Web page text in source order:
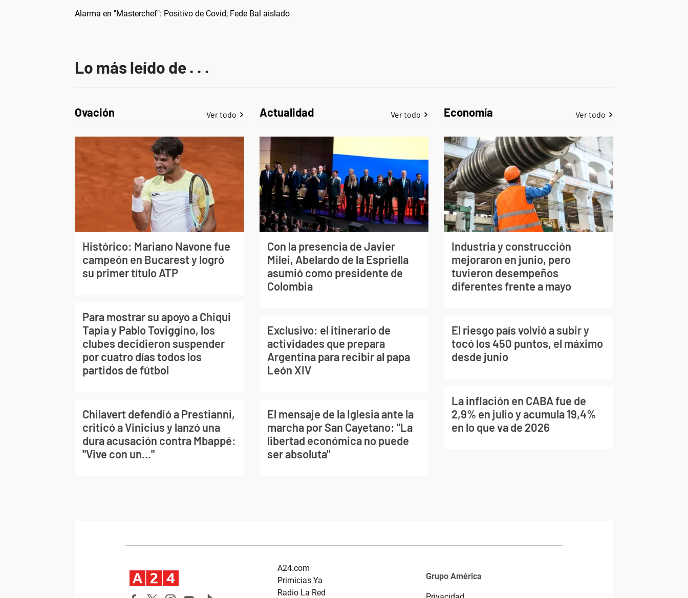
Alarma en "Masterchef": Positivo de Covid; Fede Bal aislado
Lo más leído de . . .
Ovación Ver todo
Histórico: Mariano Navone fue
campeón en Bucarest y logró
su primer título ATP
Para mostrar su apoyo a Chiqui
Tapia y Pablo Toviggino, los
clubes decidieron suspender
por cuatro días todos los
partidos de fútbol
Chilavert defendió a Prestianni,
criticó a Vinicius y lanzó una
dura acusación contra Mbappé:
"Vive con un..."
Actualidad Ver todo
Con la presencia de Javier
Milei, Abelardo de la Espriella
asumió como presidente de
Colombia
Exclusivo: el itinerario de
actividades que prepara
Argentina para recibir al papa
León XIV
El mensaje de la Iglesia ante la
marcha por San Cayetano: "La
libertad económica no puede
ser absoluta"
Economía Ver todo
Industria y construcción
mejoraron en junio, pero
tuvieron desempeños
diferentes frente a mayo
El riesgo país volvió a subir y
tocó los 450 puntos, el máximo
desde junio
La inflación en CABA fue de
2,9% en julio y acumula 19,4%
en lo que va de 2026
A24.com
Primicias Ya
Radio La Red
Grupo América